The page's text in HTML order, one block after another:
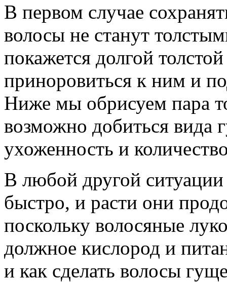
В первом случае
волосы не станут
покажется долгой
приноровиться к ним и
Ниже мы обрисуем пара
возможно добиться вида
ухоженность и
В любой другой
быстро, и расти они
поскольку волосяные
должное кислород и
и как сделать волосы